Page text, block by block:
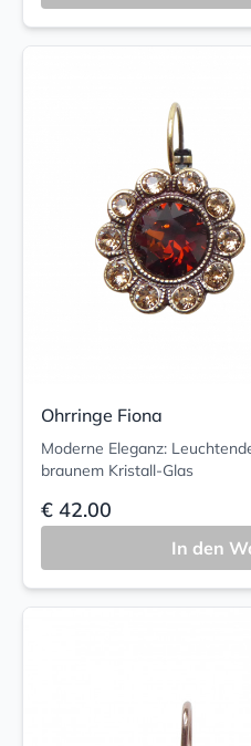
Ohrringe Fiona
Moderne Eleganz:
braunem Kristall-Glas
€ 42.00
In den